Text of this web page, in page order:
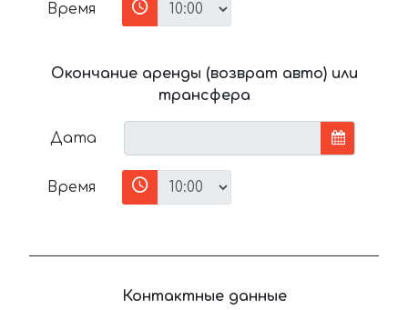
Время
Окончание аренды (возврат авто) или
трансфера
Дата
Время
Контактные данные